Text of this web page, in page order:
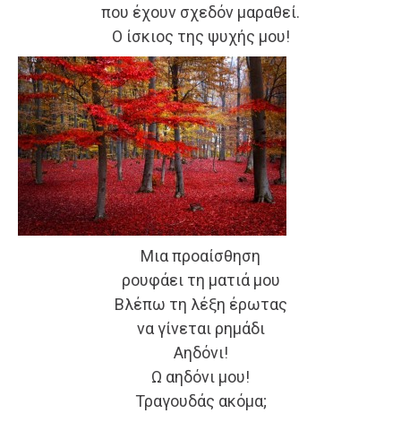
που έχουν σχεδόν μαραθεί.
Ο ίσκιος της ψυχής μου!
Μια προαίσθηση
ρουφάει τη ματιά μου
Βλέπω τη λέξη έρωτας
να γίνεται ρημάδι
Αηδόνι!
Ω αηδόνι μου!
Τραγουδάς ακόμα;